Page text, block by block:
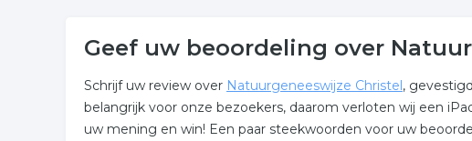
Geef uw beoordeling over
Schrijf uw review over Natuurgeneeswijze Christel,
belangrijk voor onze bezoekers, daarom verloten wij een
uw mening en win! Een paar steekwoorden voor uw